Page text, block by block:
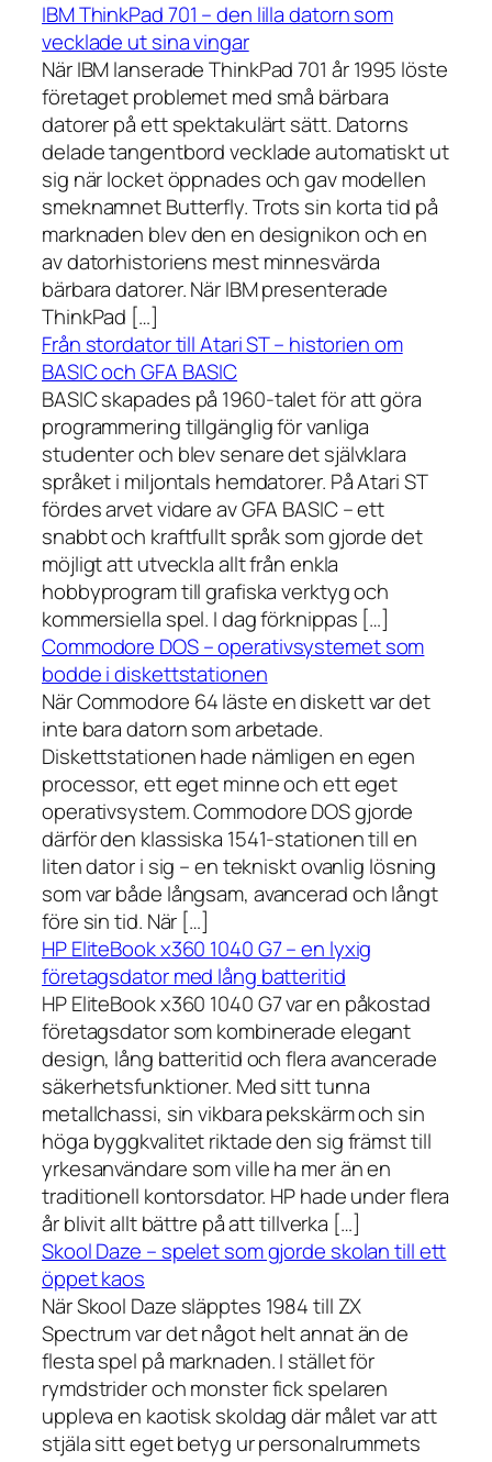
IBM ThinkPad 701 – den lilla datorn som
vecklade ut sina vingar
När IBM lanserade ThinkPad 701 år 1995 löste
företaget problemet med små bärbara
datorer på ett spektakulärt sätt. Datorns
delade tangentbord vecklade automatiskt ut
sig när locket öppnades och gav modellen
smeknamnet Butterfly. Trots sin korta tid på
marknaden blev den en designikon och en
av datorhistoriens mest minnesvärda
bärbara datorer. När IBM presenterade
ThinkPad […]
Från stordator till Atari ST – historien om
BASIC och GFA BASIC
BASIC skapades på 1960-talet för att göra
programmering tillgänglig för vanliga
studenter och blev senare det självklara
språket i miljontals hemdatorer. På Atari ST
fördes arvet vidare av GFA BASIC – ett
snabbt och kraftfullt språk som gjorde det
möjligt att utveckla allt från enkla
hobbyprogram till grafiska verktyg och
kommersiella spel. I dag förknippas […]
Commodore DOS – operativsystemet som
bodde i diskettstationen
När Commodore 64 läste en diskett var det
inte bara datorn som arbetade.
Diskettstationen hade nämligen en egen
processor, ett eget minne och ett eget
operativsystem. Commodore DOS gjorde
därför den klassiska 1541-stationen till en
liten dator i sig – en tekniskt ovanlig lösning
som var både långsam, avancerad och långt
före sin tid. När […]
HP EliteBook x360 1040 G7 – en lyxig
företagsdator med lång batteritid
HP EliteBook x360 1040 G7 var en påkostad
företagsdator som kombinerade elegant
design, lång batteritid och flera avancerade
säkerhetsfunktioner. Med sitt tunna
metallchassi, sin vikbara pekskärm och sin
höga byggkvalitet riktade den sig främst till
yrkesanvändare som ville ha mer än en
traditionell kontorsdator. HP hade under flera
år blivit allt bättre på att tillverka […]
Skool Daze – spelet som gjorde skolan till ett
öppet kaos
När Skool Daze släpptes 1984 till ZX
Spectrum var det något helt annat än de
flesta spel på marknaden. I stället för
rymdstrider och monster fick spelaren
uppleva en kaotisk skoldag där målet var att
stjäla sitt eget betyg ur personalrummets